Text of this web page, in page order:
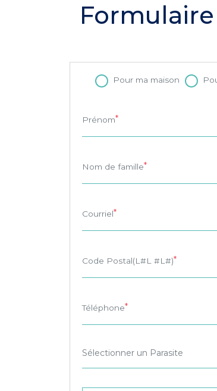
Pour ma maison
Prénom
Nom de famille
Courriel
Code Postal(L#L #L#)
Téléphone
Sélectionner un Parasite